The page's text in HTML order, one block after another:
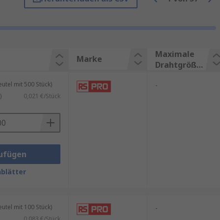
das
die Aderendhülse, so dass
dann eine
Aderendhülsen-
auf die Länge der
die Enden des Kabels, bis
in den entsprechenden
Zwangssperrenentriegelung
Crimp-Zyklus
eingesteckt
Marke
Maximale
Drahtgröße
mit 500 Stück)
0,021 €/Stück
-
mit 100 Stück) -